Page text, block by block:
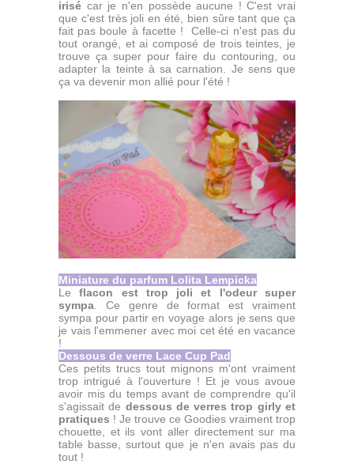
irisé car je n'en possède aucune ! C'est vrai
que c'est très joli en été, bien sûre tant que ça
fait pas boule à facette ! Celle-ci n'est pas du
tout orangé, et ai composé de trois teintes, je
trouve ça super pour faire du contouring, ou
adapter la teinte à sa carnation. Je sens que
ça va devenir mon allié pour l'été !
Miniature du parfum Lolita Lempicka
Le flacon est trop joli et l'odeur super
sympa . Ce genre de format est vraiment
sympa pour partir en voyage alors je sens que
je vais l'emmener avec moi cet été en vacance
!
Dessous de verre Lace Cup Pad
Ces petits trucs tout mignons m'ont vraiment
trop intrigué à l'ouverture ! Et je vous avoue
avoir mis du temps avant de comprendre qu'il
s'agissait de dessous de verres trop girly et
pratiques ! Je trouve ce Goodies vraiment trop
chouette, et ils vont aller directement sur ma
table basse, surtout que je n'en avais pas du
tout !